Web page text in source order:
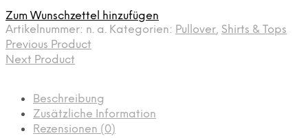
Zum Wunschzettel hinzufügen
Artikelnummer: n. a. Kategorien: Pullover, Shirts & Tops
Previous Product
Next Product
Beschreibung
Zusätzliche Information
Rezensionen (0)